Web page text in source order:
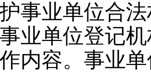
事业单位合
业单位登记
内容。事业